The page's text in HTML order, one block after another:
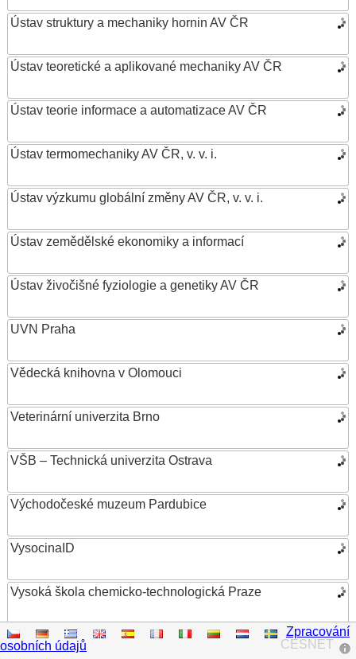
Ústav struktury a mechaniky hornin AV ČR
Ústav teoretické a aplikované mechaniky AV ČR
Ústav teorie informace a automatizace AV ČR
Ústav termomechaniky AV ČR, v. v. i.
Ústav výzkumu globální změny AV ČR, v. v. i.
Ústav zemědělské ekonomiky a informací
Ústav živočišné fyziologie a genetiky AV ČR
UVN Praha
Vědecká knihovna v Olomouci
Veterinární univerzita Brno
VŠB – Technická univerzita Ostrava
Východočeské muzeum Pardubice
VysocinaID
Vysoká škola chemicko-technologická Praze
Vysoká škola ekonomická v Praze
CESNET
Zpracování
osobních údajů